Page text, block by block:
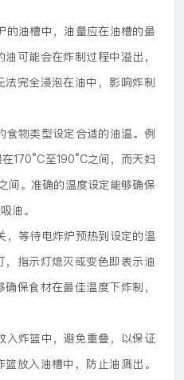
的油槽中，油量应在油槽的最
可能会在炸制过程中溢出，
完全浸泡在油中，影响炸制
食物类型设定合适的油温。例
170°C至190°C之间，而天妇
间。准确的温度设定能够确保
油。
，等待电炸炉预热到设定的温
指示灯熄灭或变色即表示油
保食材在最佳温度下炸制，
入炸篮中，避免重叠，以保证
放入油槽中，防止油溅出。